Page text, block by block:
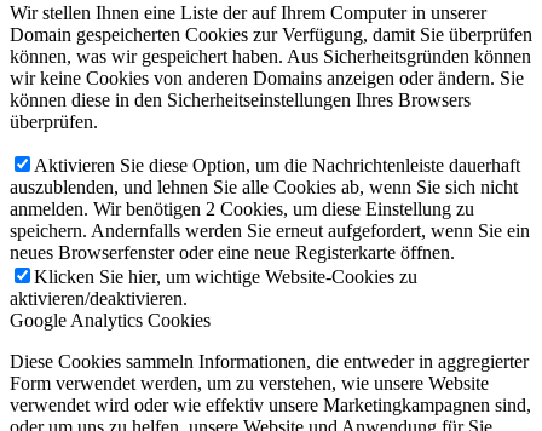
Wir stellen Ihnen eine Liste der auf Ihrem Computer in unserer
Domain gespeicherten Cookies zur Verfügung, damit Sie überprüfen
können, was wir gespeichert haben. Aus Sicherheitsgründen können
wir keine Cookies von anderen Domains anzeigen oder ändern. Sie
können diese in den Sicherheitseinstellungen Ihres Browsers
überprüfen.
Aktivieren Sie diese Option, um die Nachrichtenleiste dauerhaft
auszublenden, und lehnen Sie alle Cookies ab, wenn Sie sich nicht
anmelden. Wir benötigen 2 Cookies, um diese Einstellung zu
speichern. Andernfalls werden Sie erneut aufgefordert, wenn Sie ein
neues Browserfenster oder eine neue Registerkarte öffnen.
Klicken Sie hier, um wichtige Website-Cookies zu
aktivieren/deaktivieren.
Google Analytics Cookies
Diese Cookies sammeln Informationen, die entweder in aggregierter
Form verwendet werden, um zu verstehen, wie unsere Website
verwendet wird oder wie effektiv unsere Marketingkampagnen sind,
oder um uns zu helfen, unsere Website und Anwendung für Sie